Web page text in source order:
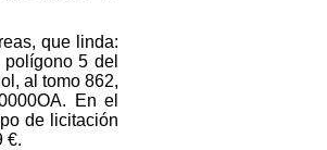
que linda:
5 del
al tomo 862,
En el
de licitación
€.